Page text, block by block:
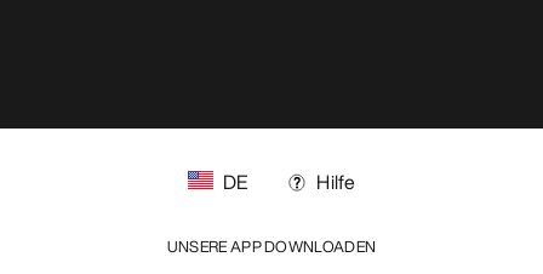
DE Hilfe
UNSERE APP DOWNLOADEN